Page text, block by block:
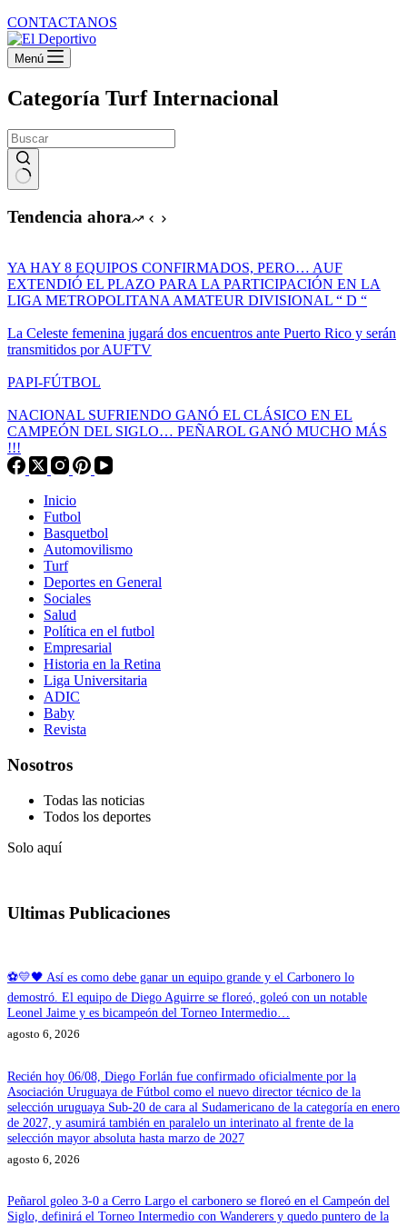
CONTACTANOS
Menú
Categoría Turf Internacional
resultados
Tendencia ahora
YA HAY 8 EQUIPOS CONFIRMADOS, PERO… AUF
EXTENDIÓ EL PLAZO PARA LA PARTICIPACIÓN EN LA
LIGA METROPOLITANA AMATEUR DIVISIONAL “ D “
La Celeste femenina jugará dos encuentros ante Puerto Rico y serán
transmitidos por AUFTV
PAPI-FÚTBOL
NACIONAL SUFRIENDO GANÓ EL CLÁSICO EN EL
CAMPEÓN DEL SIGLO… PEÑAROL GANÓ MUCHO MÁS
!!!
Inicio
Futbol
Basquetbol
Automovilismo
Turf
Deportes en General
Sociales
Salud
Política en el futbol
Empresarial
Historia en la Retina
Liga Universitaria
ADIC
Baby
Revista
Nosotros
Todas las noticias
Todos los deportes
Solo aquí
Ultimas Publicaciones
⚽💛🖤 Así es como debe ganar un equipo grande y el Carbonero lo
demostró. El equipo de Diego Aguirre se floreó, goleó con un notable
Leonel Jaime y es bicampeón del Torneo Intermedio…
agosto 6, 2026
Recién hoy 06/08, Diego Forlán fue confirmado oficialmente por la
Asociación Uruguaya de Fútbol como el nuevo director técnico de la
selección uruguaya Sub-20 de cara al Sudamericano de la categoría en enero
de 2027, y asumirá también en paralelo un interinato al frente de la
selección mayor absoluta hasta marzo de 2027
agosto 6, 2026
Peñarol goleo 3-0 a Cerro Largo el carbonero se floreó en el Campeón del
Siglo, definirá el Torneo Intermedio con Wanderers y quedo puntero de la